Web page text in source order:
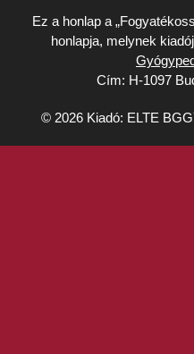
Ez a honlap a
honlapja, melynek
Cím: H-1097
© 2026 Kiadó: ELTE